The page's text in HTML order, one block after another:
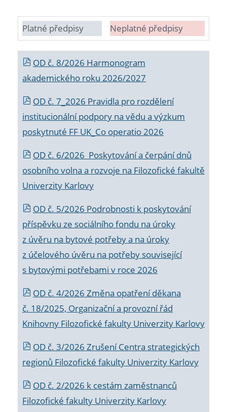
Platné předpisy Neplatné předpisy
OD č. 8/2026 Harmonogram
akademického roku 2026/2027
OD č. 7_2026 Pravidla pro rozdělení
institucionální podpory na vědu a výzkum
poskytnuté FF UK_Co operatio 2026
OD č. 6/2026 Poskytování a čerpání dnů
osobního volna a rozvoje na Filozofické fakultě
Univerzity Karlovy
OD č. 5/2026 Podrobnosti k poskytování
příspěvku ze sociálního fondu na úroky
z úvěru na bytové potřeby a na úroky
z účelového úvěru na potřeby související
s bytovými potřebami v roce 2026
OD č. 4/2026 Změna opatření děkana
č. 18/2025, Organizační a provozní řád
Knihovny Filozofické fakulty Univerzity Karlovy
OD č. 3/2026 Zrušení Centra strategických
regionů Filozofické fakulty Univerzity Karlovy
OD č. 2/2026 k cestám zaměstnanců
Filozofické fakulty Univerzity Karlovy